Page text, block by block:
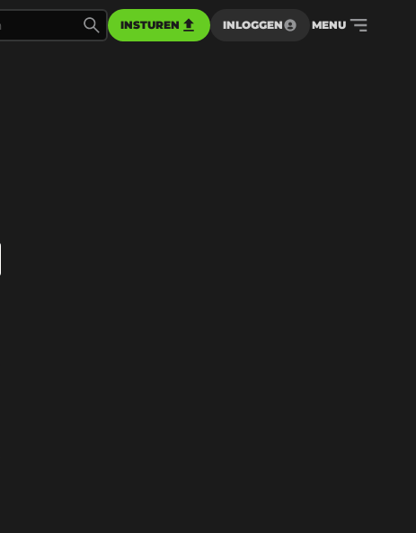
INSTUREN INLOGGEN MENU